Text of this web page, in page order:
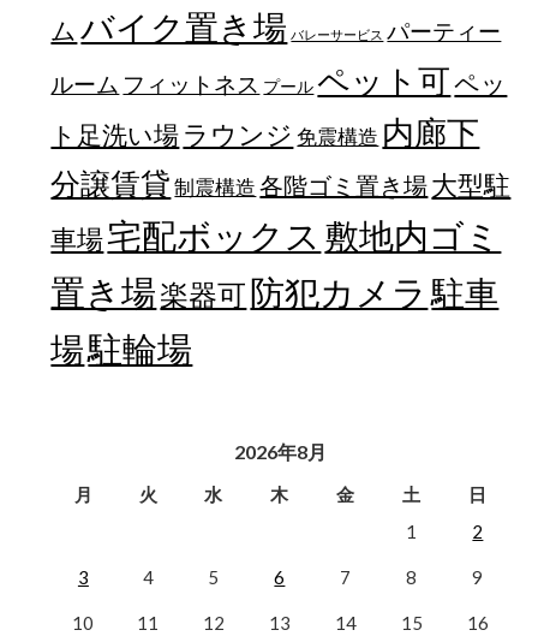
ム バイク置き場 バレーサービス パーティー
ルーム フィットネス プール ペット可ペッ
ト足洗い場 ラウンジ 免震構造 内廊下
分譲賃貸 制震構造 各階ゴミ置き場大型駐
車場宅配ボックス 敷地内ゴミ
置き場楽器可防犯カメラ 駐車
場駐輪場
2026年8月
月 火 水 木 金 土
日
1
2
3 4 5 6 7 8 9
10 11 12 13 14 15 16